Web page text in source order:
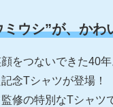
ウシ”が、か
をつないできた40年
念Tシャツが登場！
修の特別なTシャツ